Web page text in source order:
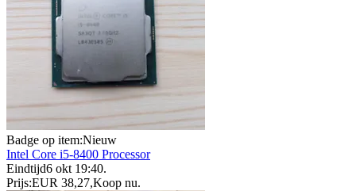
Badge op item:Nieuw
Intel Core i5-8400 Processor
Eindtijd6 okt 19:40.
Prijs:EUR 38,27,Koop nu.